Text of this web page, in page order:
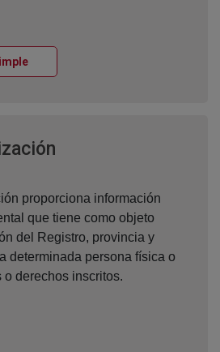
Ventana nueva
proporciona información
que tiene como objeto
del Registro, provincia y
determinada persona física o
derechos inscritos.